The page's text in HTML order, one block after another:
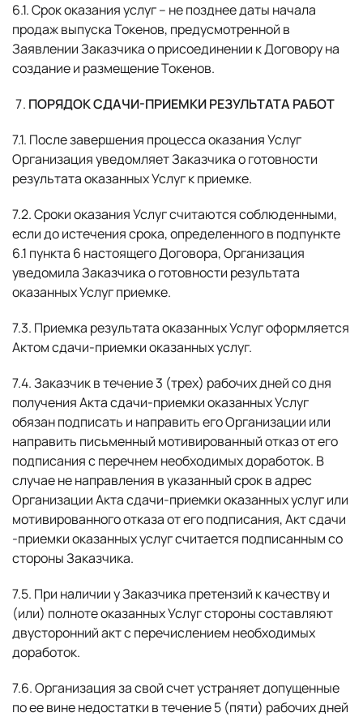
6.1. Срок оказания услуг – не позднее даты начала
продаж выпуска Токенов, предусмотренной в
Заявлении Заказчика о присоединении к Договору на
создание и размещение Токенов.
ПОРЯДОК СДАЧИ-ПРИЕМКИ РЕЗУЛЬТАТА РАБОТ
7.1. После завершения процесса оказания Услуг
Организация уведомляет Заказчика о готовности
результата оказанных Услуг к приемке.
7.2. Сроки оказания Услуг считаются соблюденными,
если до истечения срока, определенного в подпункте
6.1 пункта 6 настоящего Договора, Организация
уведомила Заказчика о готовности результата
оказанных Услуг приемке.
7.3. Приемка результата оказанных Услуг оформляется
Актом сдачи-приемки оказанных услуг.
7.4. Заказчик в течение 3 (трех) рабочих дней со дня
получения Акта сдачи-приемки оказанных Услуг
обязан подписать и направить его Организации или
направить письменный мотивированный отказ от его
подписания с перечнем необходимых доработок. В
случае не направления в указанный срок в адрес
Организации Акта сдачи-приемки оказанных услуг или
мотивированного отказа от его подписания, Акт сдачи
-приемки оказанных услуг считается подписанным со
стороны Заказчика.
7.5. При наличии у Заказчика претензий к качеству и
(или) полноте оказанных Услуг стороны составляют
двусторонний акт с перечислением необходимых
доработок.
7.6. Организация за свой счет устраняет допущенные
по ее вине недостатки в течение 5 (пяти) рабочих дней